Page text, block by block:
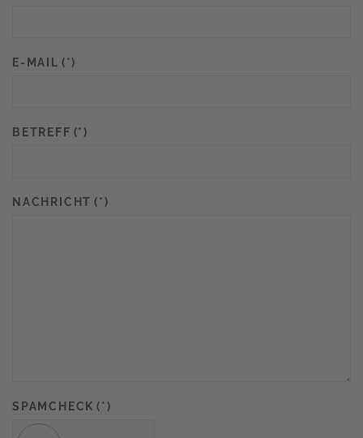
E-MAIL (*)
BETREFF (*)
NACHRICHT (*)
SPAMCHECK (*)